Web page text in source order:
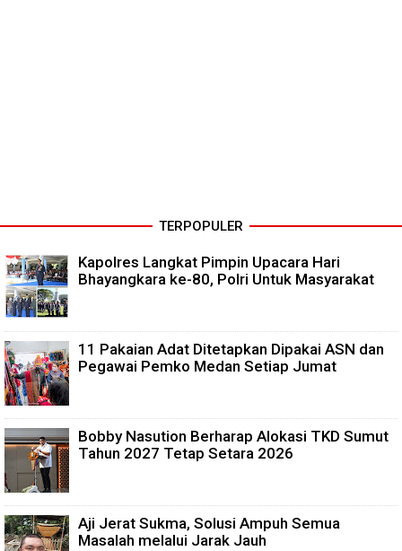
TERPOPULER
Kapolres Langkat Pimpin Upacara Hari
Bhayangkara ke-80, Polri Untuk Masyarakat
11 Pakaian Adat Ditetapkan Dipakai ASN dan
Pegawai Pemko Medan Setiap Jumat
Bobby Nasution Berharap Alokasi TKD Sumut
Tahun 2027 Tetap Setara 2026
Aji Jerat Sukma, Solusi Ampuh Semua
Masalah melalui Jarak Jauh